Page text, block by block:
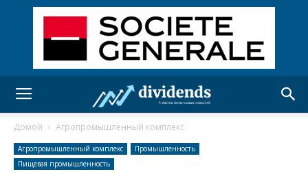
Домой Агропромышленный комплекс
Агропромышленный комплекс
Промышленность
Пищевая промышленность